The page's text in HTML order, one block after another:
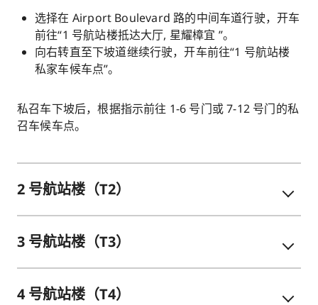
选择在 Airport Boulevard 路的中间车道行驶，开车
前往“1 号航站楼抵达大厅, 星耀樟宜 ”。
向右转直至下坡道继续行驶，开车前往“1 号航站楼
私家车候车点”。
私召车下坡后，根据指示前往 1-6 号门或 7-12 号门的私
召车候车点。
2 号航站楼（T2）
3 号航站楼（T3）
4 号航站楼（T4）